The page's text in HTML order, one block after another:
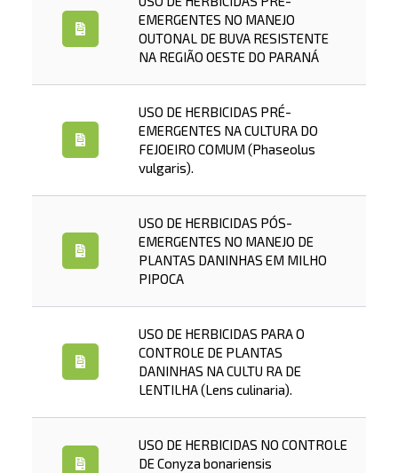
EMERGENTES NO MANEJO
OUTONAL DE BUVA RESISTENTE
NA REGIÃO OESTE DO PARANÁ
USO DE HERBICIDAS PRÉ-
EMERGENTES NA CULTURA DO
FEJOEIRO COMUM (Phaseolus
vulgaris).
USO DE HERBICIDAS PÓS-
EMERGENTES NO MANEJO DE
PLANTAS DANINHAS EM MILHO
PIPOCA
USO DE HERBICIDAS PARA O
CONTROLE DE PLANTAS
DANINHAS NA CULTU RA DE
LENTILHA (Lens culinaria).
USO DE HERBICIDAS NO CONTROLE
DE Conyza bonariensis